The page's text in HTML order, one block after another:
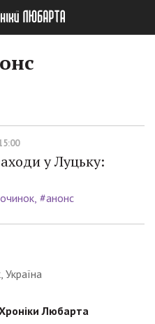
у Луцьку:
#анонс
Україна
Любарта